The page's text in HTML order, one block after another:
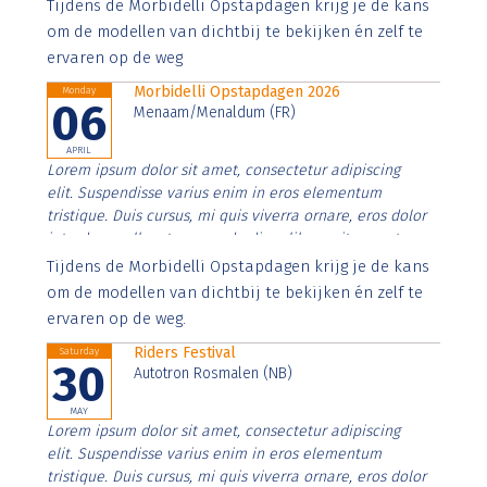
imperdiet. Nunc ut sem vitae risus tristique posuere.
Tijdens de Morbidelli Opstapdagen krijg je de kans
om de modellen van dichtbij te bekijken én zelf te
ervaren op de weg
Monday
06
APRIL
Morbidelli Opstapdagen 2026
Menaam/Menaldum (FR)
Lorem ipsum dolor sit amet, consectetur adipiscing
elit. Suspendisse varius enim in eros elementum
tristique. Duis cursus, mi quis viverra ornare, eros dolor
interdum nulla, ut commodo diam libero vitae erat.
Aenean faucibus nibh et justo cursus id rutrum lorem
imperdiet. Nunc ut sem vitae risus tristique posuere.
Tijdens de Morbidelli Opstapdagen krijg je de kans
om de modellen van dichtbij te bekijken én zelf te
ervaren op de weg.
Saturday
30
MAY
Riders Festival
Autotron Rosmalen (NB)
Lorem ipsum dolor sit amet, consectetur adipiscing
elit. Suspendisse varius enim in eros elementum
tristique. Duis cursus, mi quis viverra ornare, eros dolor